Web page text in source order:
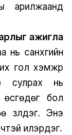
арилжаанд
ажигла
санхүүгийн
гол хэмжүүр
сулрах нь
бол
Энэ
илэрдэг.